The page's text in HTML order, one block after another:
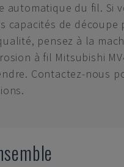
automatique du fil. Si
capacités de découpe
pensez à la
à fil Mitsubishi
Contactez-nous